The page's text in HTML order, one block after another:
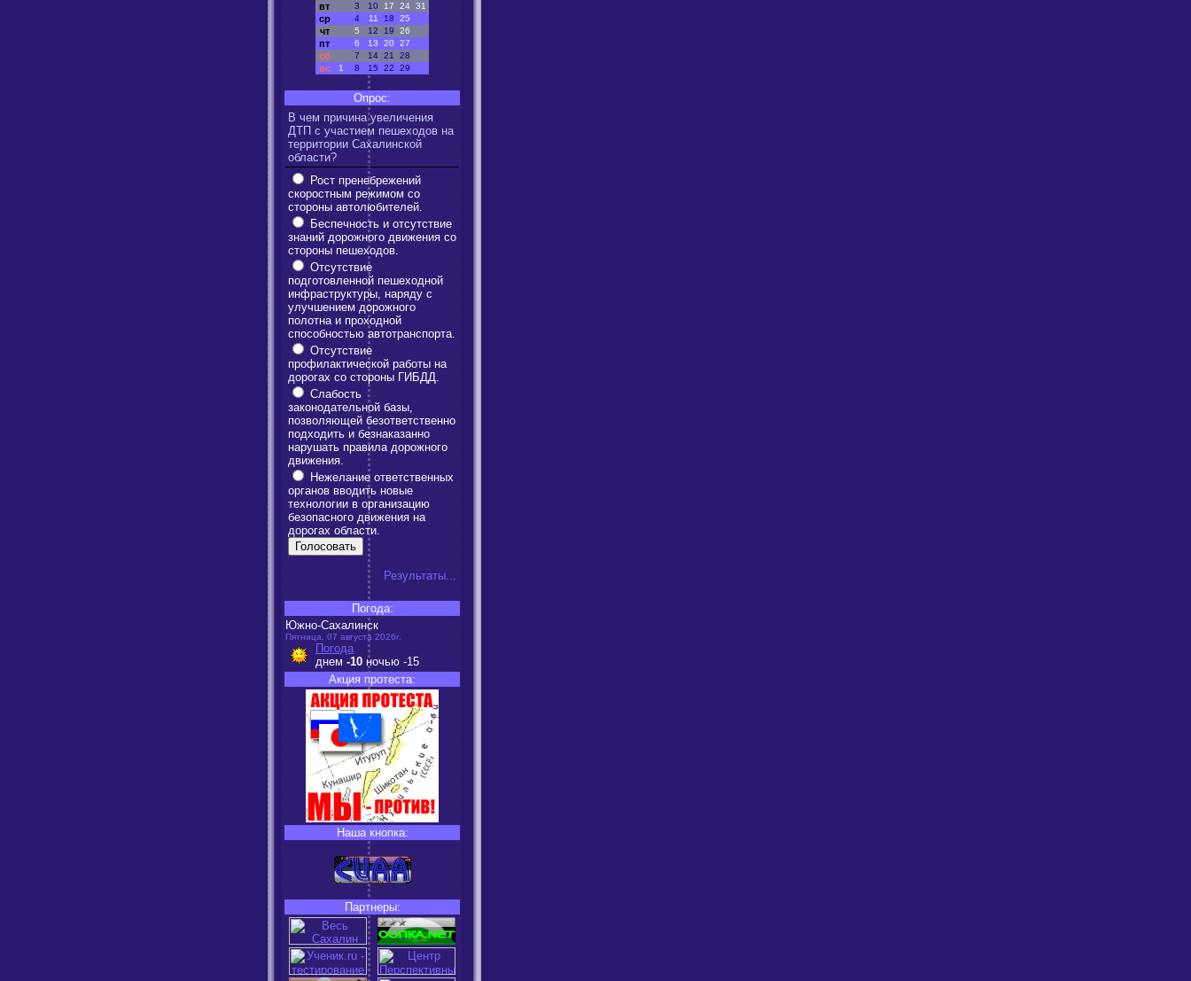
вт 3 10 17 24 31
ср 4 11 18 25
чт 5 12 19 26
пт 6 13 20 27
сб 7 14 21 28
вс 1 8 15 22 29
Опрос:
В чем причина увеличения
ДТП с участием пешеходов на
территории Сахалинской
области?
Рост пренебрежений
скоростным режимом со
стороны автолюбителей.
Беспечность и отсутствие
знаний дорожного движения со
стороны пешеходов.
Отсутствие
подготовленной пешеходной
инфраструктуры, наряду с
улучшением дорожного
полотна и проходной
способностью автотранспорта.
Отсутствие
профилактической работы на
дорогах со стороны ГИБДД.
Слабость
законодательной базы,
позволяющей безответственно
подходить и безнаказанно
нарушать правила дорожного
движения.
Нежелание ответственных
органов вводить новые
технологии в организацию
безопасного движения на
дорогах области.
Результаты...
Погода:
Южно-Сахалинск
Пятница, 07 августа 2026г.
Погода
днем -10 ночью -15
Акция протеста:
Наша кнопка:
Партнеры: